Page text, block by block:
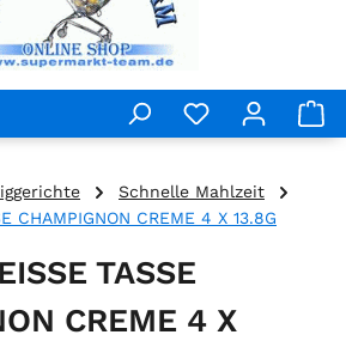
Schnelle Mahlzeit
CHAMPIGNON CREME 4 X 13.8G
TASSE
CREME 4 X